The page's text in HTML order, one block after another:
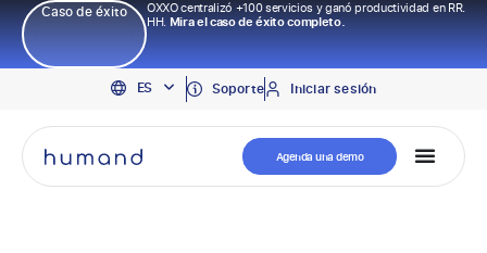
Caso de éxito
OXXO centralizó +100 servicios y ganó productividad en RR.
HH.Mira el caso de éxito completo.
ES
EN
PT
Soporte Iniciar sesión
Agenda una demo